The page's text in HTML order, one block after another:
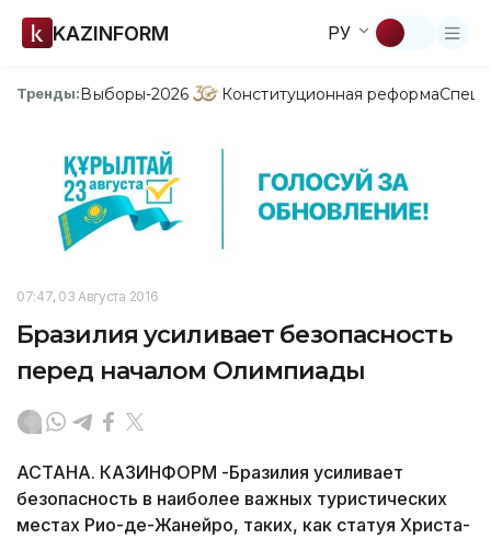
KAZINFORM РУ
Тренды:Выборы-2026 Конституционная реформа
07:47, 03 Августа 2016
Бразилия усиливает безопасность
перед началом Олимпиады
АСТАНА. КАЗИНФОРМ -Бразилия усиливает
безопасность в наиболее важных туристических
местах Рио-де-Жанейро, таких, как статуя Христа-